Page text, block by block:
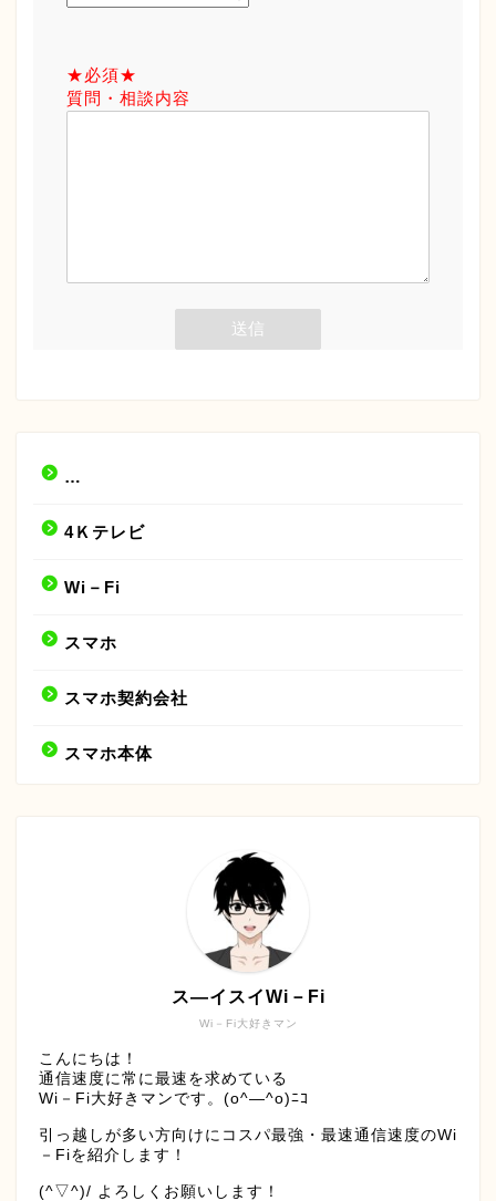
★必須★
質問・相談内容
…
4Ｋテレビ
Wi－Fi
スマホ
スマホ契約会社
スマホ本体
Wi－Fi大好きマン
ス―イスイWi－Fi
こんにちは！
通信速度に常に最速を求めている
Wi－Fi大好きマンです。(o^―^o)ﾆｺ
引っ越しが多い方向けにコスパ最強・最速通信速度のWi
－Fiを紹介します！
(^▽^)/ よろしくお願いします！